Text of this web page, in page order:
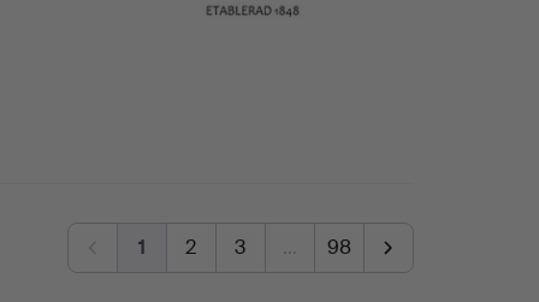
1 2 3 … 98